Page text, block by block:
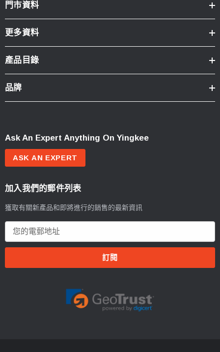
門市資料
更多資料
產品目錄
品牌
Ask An Expert Anything On Yingkee
ASK AN EXPERT
加入我們的郵件列表
獲取有關新產品和即將進行的銷售的最新資訊
郵